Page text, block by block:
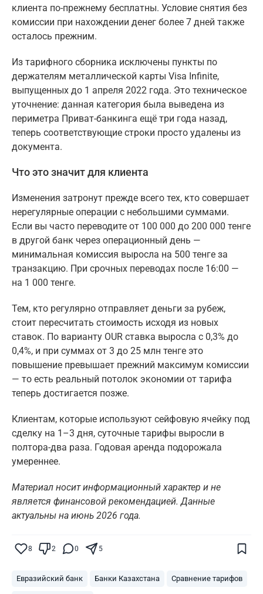
клиента по-прежнему бесплатны. Условие снятия без
комиссии при нахождении денег более 7 дней также
осталось прежним.
Из тарифного сборника исключены пункты по
держателям металлической карты Visa Infinite,
выпущенных до 1 апреля 2022 года. Это техническое
уточнение: данная категория была выведена из
периметра Приват-банкинга ещё три года назад,
теперь соответствующие строки просто удалены из
документа.
Что это значит для клиента
Изменения затронут прежде всего тех, кто совершает
нерегулярные операции с небольшими суммами.
Если вы часто переводите от 100 000 до 200 000 тенге
в другой банк через операционный день —
минимальная комиссия выросла на 500 тенге за
транзакцию. При срочных переводах после 16:00 —
на 1 000 тенге.
Тем, кто регулярно отправляет деньги за рубеж,
стоит пересчитать стоимость исходя из новых
ставок. По варианту OUR ставка выросла с 0,3% до
0,4%, и при суммах от 3 до 25 млн тенге это
повышение превышает прежний максимум комиссии
— то есть реальный потолок экономии от тарифа
теперь достигается позже.
Клиентам, которые используют сейфовую ячейку под
сделку на 1–3 дня, суточные тарифы выросли в
полтора-два раза. Годовая аренда подорожала
умереннее.
Материал носит информационный характер и не
является финансовой рекомендацией. Данные
актуальны на июнь 2026 года.
8 2 0 5
Евразийский банк Банки Казахстана Сравнение тарифов
Поставьте галочку рядом с